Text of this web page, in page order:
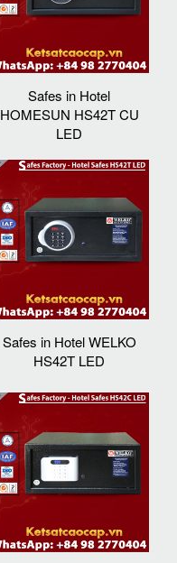
Safes in Hotel
HOMESUN HS42T CU
LED
Safes in Hotel WELKO
HS42T LED